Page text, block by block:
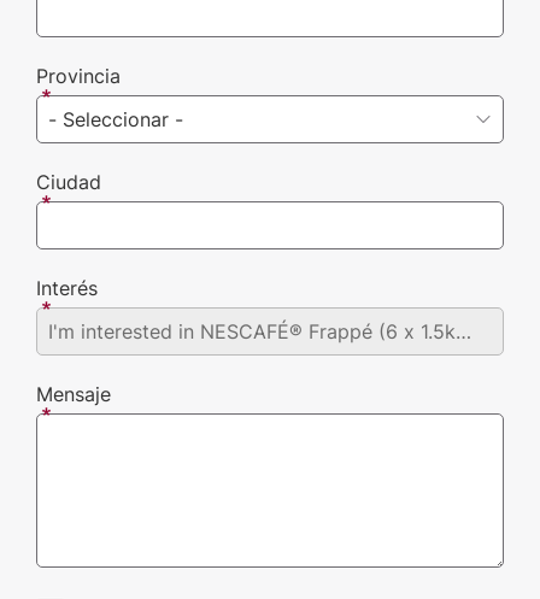
Provincia
Ciudad
Interés
Mensaje